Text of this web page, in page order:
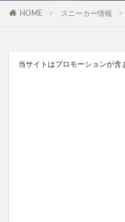
HOME スニーカー情報
当サイトはプロモーションが含